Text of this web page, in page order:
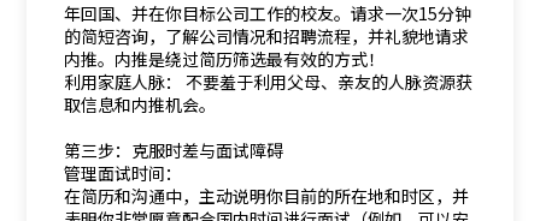
年回国、并在你目标公司工作的校友。请求一次15分钟
的简短咨询，了解公司情况和招聘流程，并礼貌地请求
内推。内推是绕过简历筛选最有效的方式！
利用家庭人脉： 不要羞于利用父母、亲友的人脉资源获
取信息和内推机会。
第三步：克服时差与面试障碍
管理面试时间：
在简历和沟通中，主动说明你目前的所在地和时区，并